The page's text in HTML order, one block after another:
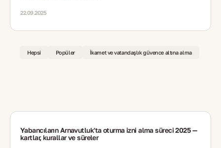
22.09.2025
Hepsi Popüler İkamet ve vatandaşlık güvence altına alma
Yabancıların Arnavutluk'ta oturma izni alma süreci 2025 —
kartlar, kurallar ve süreler